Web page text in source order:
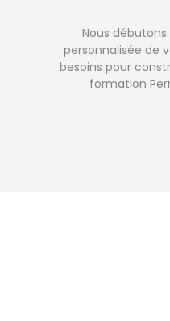
Nous
personnalisée de
besoins pour
formation